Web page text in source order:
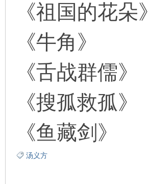
《祖国的花朵》
《牛角》
《舌战群儒》
《搜孤救孤》
《鱼藏剑》
汤义方